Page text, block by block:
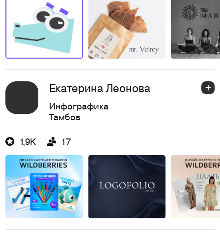
Екатерина Леонова
Инфографика
Тамбов
1,9K 17